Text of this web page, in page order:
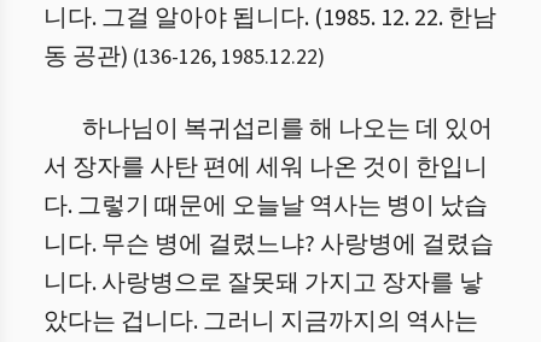
니다. 그걸 알아야 됩니다. (1985. 12. 22. 한남
동 공관) (136-126, 1985.12.22)
하나님이 복귀섭리를 해 나오는 데 있어
서 장자를 사탄 편에 세워 나온 것이 한입니
다. 그렇기 때문에 오늘날 역사는 병이 났습
니다. 무슨 병에 걸렸느냐? 사랑병에 걸렸습
니다. 사랑병으로 잘못돼 가지고 장자를 낳
았다는 겁니다. 그러니 지금까지의 역사는